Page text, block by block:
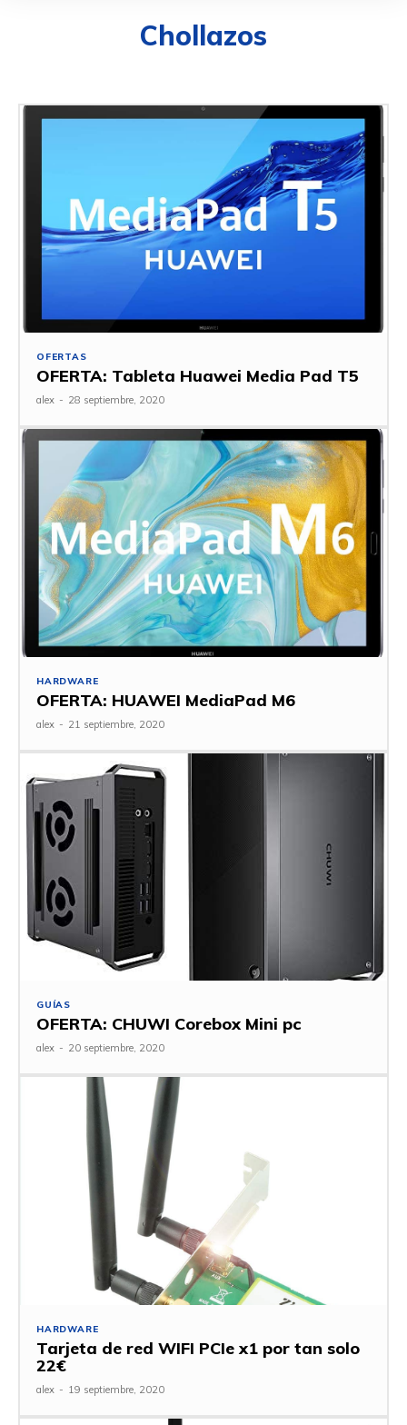
Chollazos
OFERTAS
OFERTA: Tableta Huawei Media Pad T5
alex - 28 septiembre, 2020
HARDWARE
OFERTA: HUAWEI MediaPad M6
alex - 21 septiembre, 2020
GUÍAS
OFERTA: CHUWI Corebox Mini pc
alex - 20 septiembre, 2020
HARDWARE
Tarjeta de red WIFI PCIe x1 por tan solo
22€
alex - 19 septiembre, 2020